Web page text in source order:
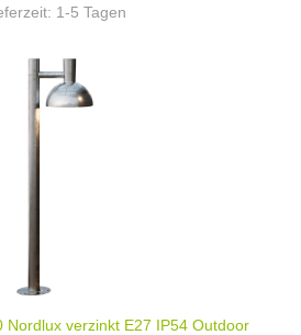
1-5 Tagen
Nordlux verzinkt E27 IP54 Outdoor